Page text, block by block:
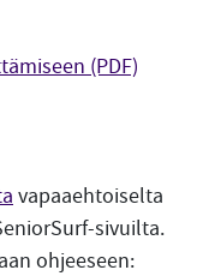
(PDF)
vapaaehtoiselta
sivuilta.
ohjeeseen: